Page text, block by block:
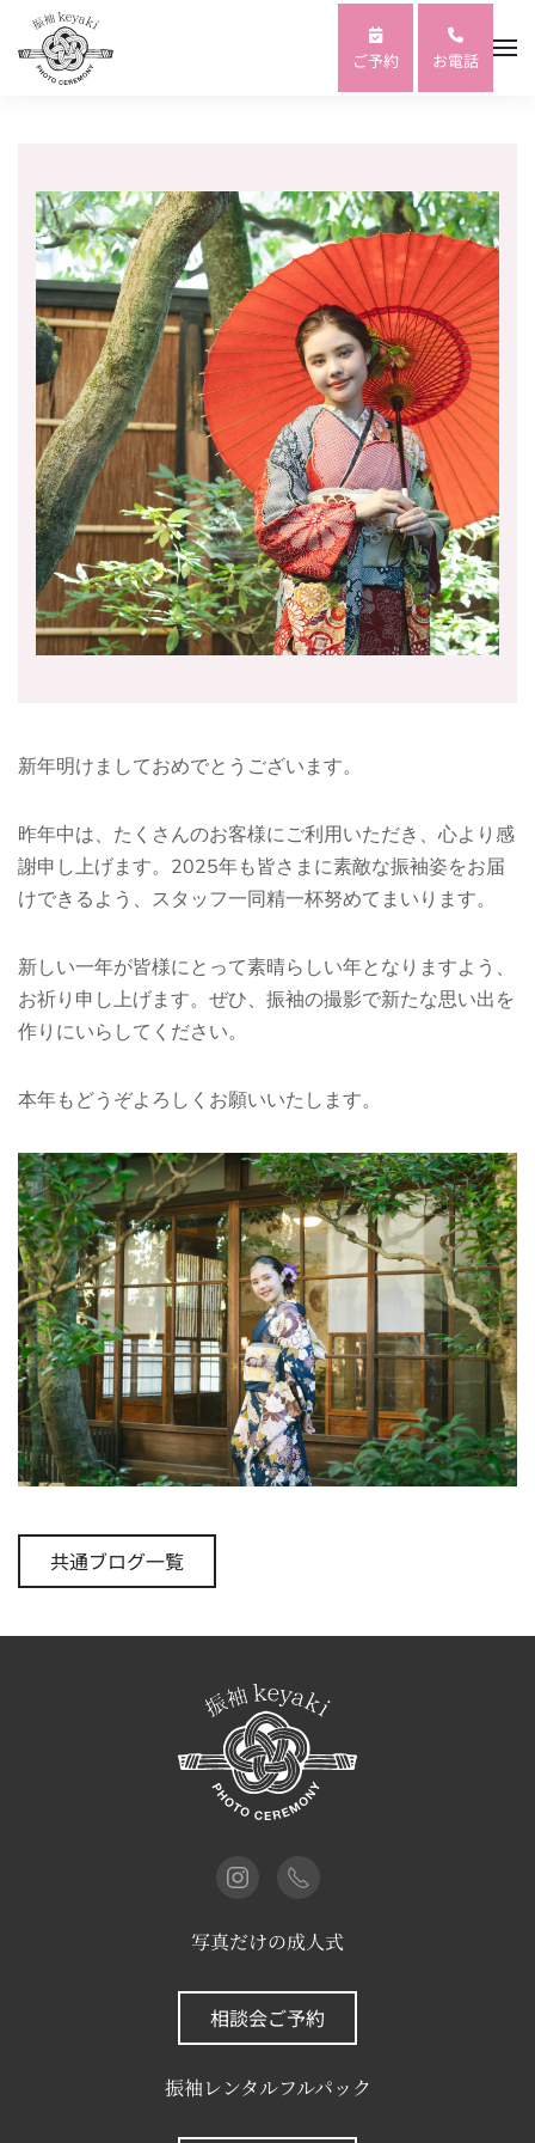
Skip to main content ご予約 お電話
新年明けましておめでとうございます。
昨年中は、たくさんのお客様にご利用いただき、心より感
謝申し上げます。2025年も皆さまに素敵な振袖姿をお届
けできるよう、スタッフ一同精一杯努めてまいります。
新しい一年が皆様にとって素晴らしい年となりますよう、
お祈り申し上げます。ぜひ、振袖の撮影で新たな思い出を
作りにいらしてください。
本年もどうぞよろしくお願いいたします。
共通ブログ一覧
写真だけの成人式
相談会ご予約
振袖レンタルフルパック